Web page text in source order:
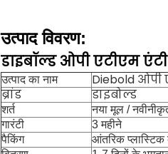
उत्पाद विवरण:
डाइबॉल्ड ओपी एटीएम
उत्पाद का नाम
Diebold ओपी
ब्रांड
डाइबोल्ड
शर्त
नया मूल /
गारंटी
3 महीने
पैकिंग
आंतरिक प्लास्टिक